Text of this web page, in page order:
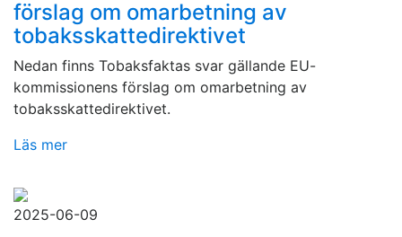
förslag om omarbetning av
tobaksskattedirektivet
Nedan finns Tobaksfaktas svar gällande EU-
kommissionens förslag om omarbetning av
tobaksskattedirektivet.
Läs mer
2025-06-09